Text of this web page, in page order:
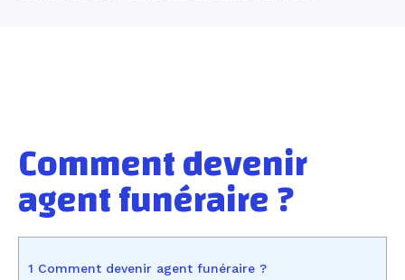
Comment devenir
agent funéraire ?
1 Comment devenir agent funéraire ?